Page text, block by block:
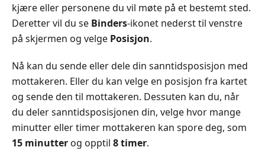
kjære eller personene du vil møte på et bestemt sted.
Deretter vil du se Binders-ikonet nederst til venstre
på skjermen og velge Posisjon.
Nå kan du sende eller dele din sanntidsposisjon med
mottakeren. Eller du kan velge en posisjon fra kartet
og sende den til mottakeren. Dessuten kan du, når
du deler sanntidsposisjonen din, velge hvor mange
minutter eller timer mottakeren kan spore deg, som
15 minutter og opptil 8 timer.